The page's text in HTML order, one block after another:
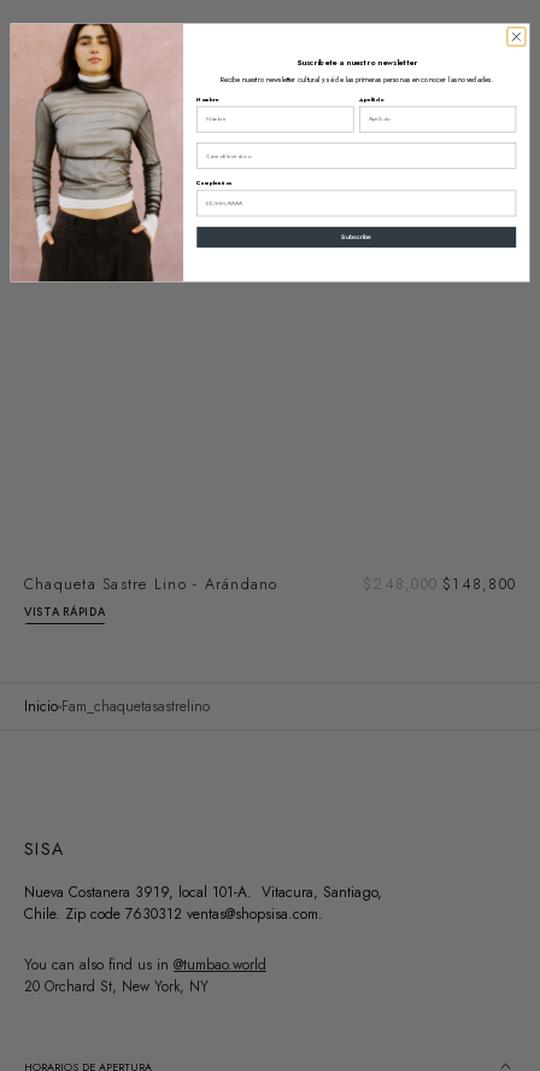
Chaqueta Sastre Lino - Arándano
Precio
$248,000 $148,800
VISTA RÁPIDA
Inicio Fam_chaquetasastrelino
SISA
Nueva Costanera 3919, local 101-A. Vitacura, Santiago,
Chile. Zip code 7630312 ventas@shopsisa.com.
You can also find us in @tumbao.world
20 Orchard St, New York, NY
HORARIOS DE APERTURA
Suscríbete a nuestro newsletter
Recibe nuestro newsletter cultural y sé de las primeras personas en conocer las novedades.
Nombre Apellido
Email
Cumpleaños
Subscribe